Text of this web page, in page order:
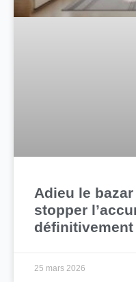
Adieu le
stopper
définitivement
25 mars 2026